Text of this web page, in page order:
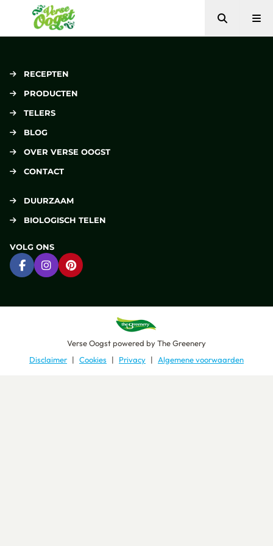
Verse Oogst
Zoeken
RECEPTEN
PRODUCTEN
TELERS
BLOG
OVER VERSE OOGST
CONTACT
DUURZAAM
BIOLOGISCH TELEN
VOLG ONS
Ga naar Facebook
Ga naar Instagram
Ga naar Pinterest
Verse Oogstpowered byThe Greenery
Disclaimer
Cookies Privacy Algemene voorwaarden